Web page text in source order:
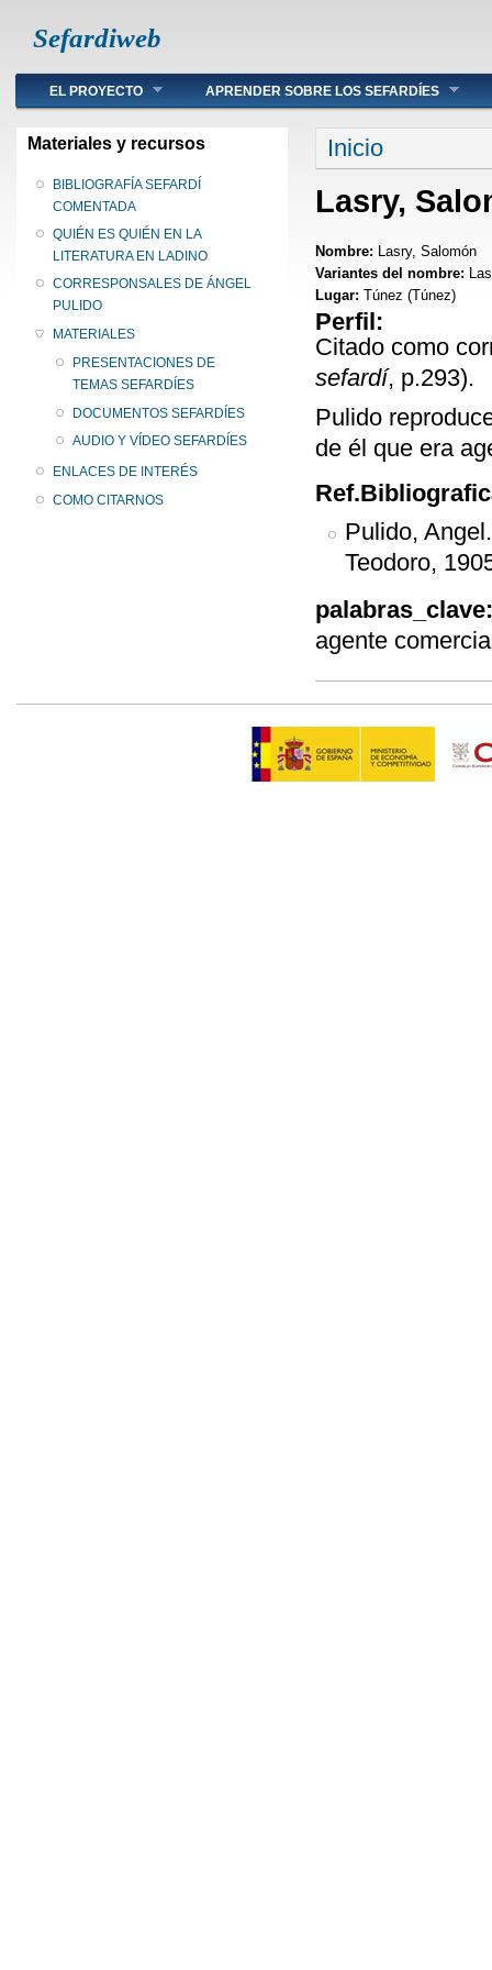
Sefardiweb
Main menu
EL PROYECTO APRENDER SOBRE LOS SEFARDÍES
Materiales y recursos
BIBLIOGRAFÍA SEFARDÍ
COMENTADA
QUIÉN ES QUIÉN EN LA
LITERATURA EN LADINO
CORRESPONSALES DE ÁNGEL
PULIDO
MATERIALES
PRESENTACIONES DE
TEMAS SEFARDÍES
DOCUMENTOS SEFARDÍES
AUDIO Y VÍDEO SEFARDÍES
ENLACES DE INTERÉS
COMO CITARNOS
Se encuentra
Inicio
Lasry,
Nombre: Lasry, Salomón
Variantes del nombre:
Lugar: Túnez (Túnez)
Perfil:
Citado como
sefardí, p.293).
Pulido
de él que era
Pulido,
Teodoro,
agente